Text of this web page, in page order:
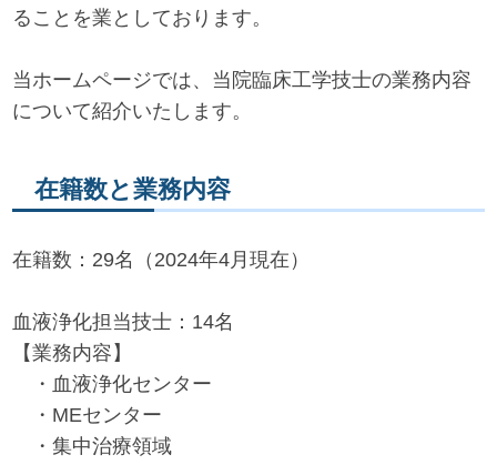
ることを業としております。
当ホームページでは、当院臨床工学技士の業務内容
について紹介いたします。
在籍数と業務内容
在籍数：29名（2024年4月現在）
血液浄化担当技士：14名
【業務内容】
・血液浄化センター
・MEセンター
・集中治療領域